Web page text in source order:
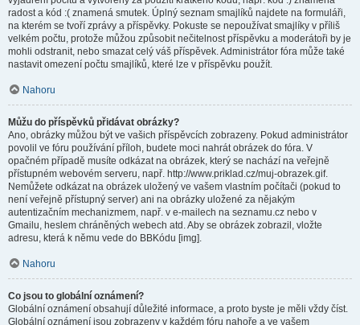
radost a kód :( znamená smutek. Úplný seznam smajlíků najdete na formuláři,
na kterém se tvoří zprávy a příspěvky. Pokuste se nepoužívat smajlíky v příliš
velkém počtu, protože můžou způsobit nečitelnost příspěvku a moderátoři by je
mohli odstranit, nebo smazat celý váš příspěvek. Administrátor fóra může také
nastavit omezení počtu smajlíků, které lze v příspěvku použít.
Nahoru
Můžu do příspěvků přidávat obrázky?
Ano, obrázky můžou být ve vašich příspěvcích zobrazeny. Pokud administrátor
povolil ve fóru používání příloh, budete moci nahrát obrázek do fóra. V
opačném případě musíte odkázat na obrázek, který se nachází na veřejně
přístupném webovém serveru, např. http://www.priklad.cz/muj-obrazek.gif.
Nemůžete odkázat na obrázek uložený ve vašem vlastním počítači (pokud to
není veřejně přístupný server) ani na obrázky uložené za nějakým
autentizačním mechanizmem, např. v e-mailech na seznamu.cz nebo v
Gmailu, heslem chráněných webech atd. Aby se obrázek zobrazil, vložte
adresu, která k němu vede do BBKódu [img].
Nahoru
Co jsou to globální oznámení?
Globální oznámení obsahují důležité informace, a proto byste je měli vždy číst.
Globální oznámení jsou zobrazeny v každém fóru nahoře a ve vašem